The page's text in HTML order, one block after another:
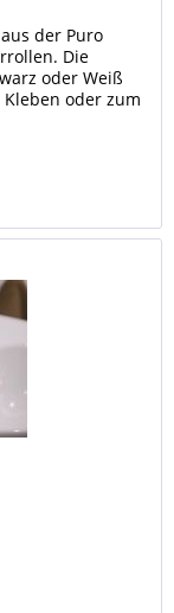
der Puro
Die
oder Weiß
oder zum